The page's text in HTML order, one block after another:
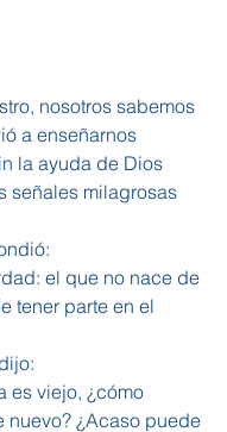
nosotros sabemos
a enseñarnos
la ayuda de Dios
señales milagrosas
el que no nace de
tener parte en el
es viejo, ¿cómo
nuevo? ¿Acaso puede